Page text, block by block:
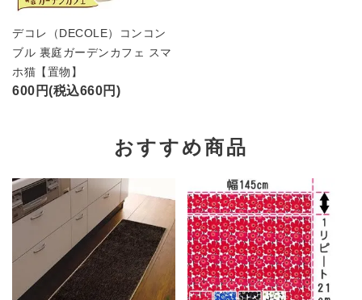
デコレ（DECOLE）コンコン
ブル 裏庭ガーデンカフェ スマ
ホ猫【置物】
600円(税込660円)
おすすめ商品